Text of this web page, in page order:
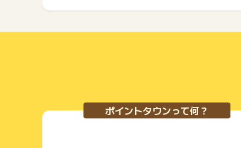
ポイントタウンって何？